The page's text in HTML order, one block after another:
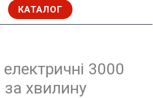
КАТАЛОГ
3000
за хвилину